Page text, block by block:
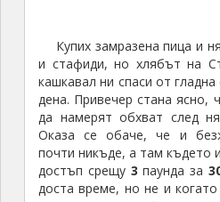
Купих замразена пица и
и стафиди, но хлябът на
кашкавал ни спаси от
дена. Привечер стана ясно,
да намерят обхват след
Оказа се обаче, че и
почти никъде, а там където
достъп срещу 3 паунда за
доста време, но не и